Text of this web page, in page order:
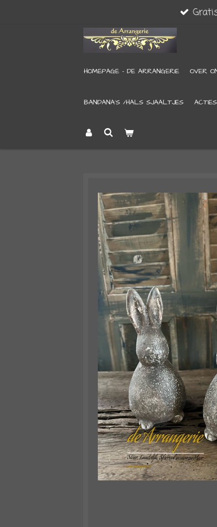
HOMEPAGE - DE ARRANGERIE OVER
BANDANA’S /HALS SJAALTJES